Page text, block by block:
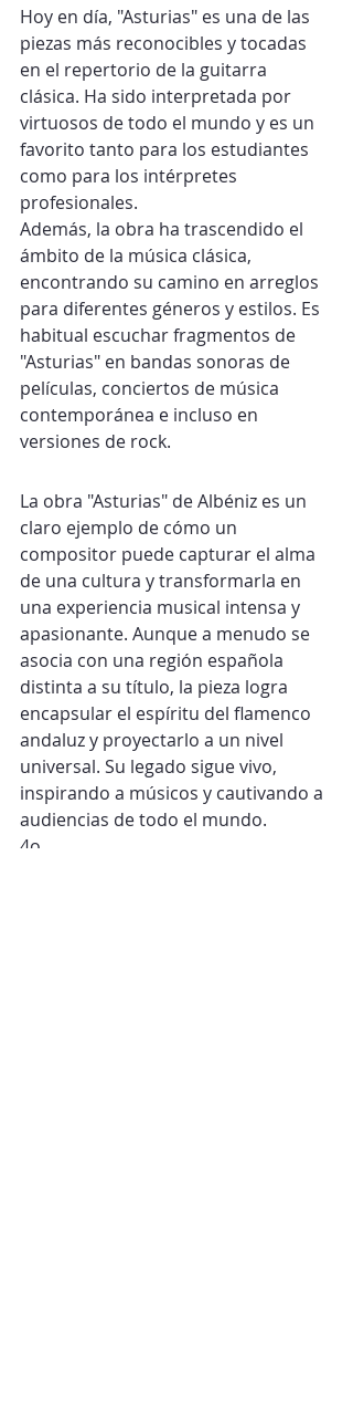
Hoy en día, "Asturias" es una de las
piezas más reconocibles y tocadas
en el repertorio de la guitarra
clásica. Ha sido interpretada por
virtuosos de todo el mundo y es un
favorito tanto para los estudiantes
como para los intérpretes
profesionales.
Además, la obra ha trascendido el
ámbito de la música clásica,
encontrando su camino en arreglos
para diferentes géneros y estilos. Es
habitual escuchar fragmentos de
"Asturias" en bandas sonoras de
películas, conciertos de música
contemporánea e incluso en
versiones de rock.
La obra "Asturias" de Albéniz es un
claro ejemplo de cómo un
compositor puede capturar el alma
de una cultura y transformarla en
una experiencia musical intensa y
apasionante. Aunque a menudo se
asocia con una región española
distinta a su título, la pieza logra
encapsular el espíritu del flamenco
andaluz y proyectarlo a un nivel
universal. Su legado sigue vivo,
inspirando a músicos y cautivando a
audiencias de todo el mundo.
4o